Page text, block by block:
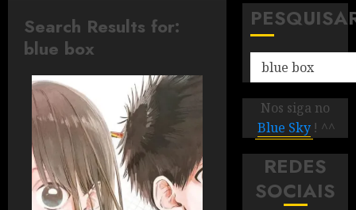
Search Results for:
blue box
Nos siga no
Blue Sky ! ^^
REDES
SOCIAIS